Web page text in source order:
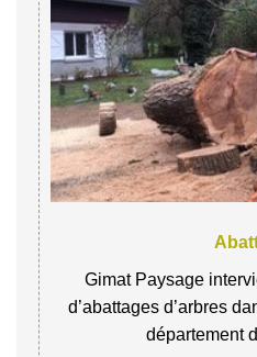
Gimat Paysage
d’abattages d’arbres
département